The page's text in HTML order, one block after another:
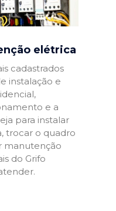
elétrica
cadastrados
instalação e
e a
para instalar
trocar o quadro
manutenção
do Grifo